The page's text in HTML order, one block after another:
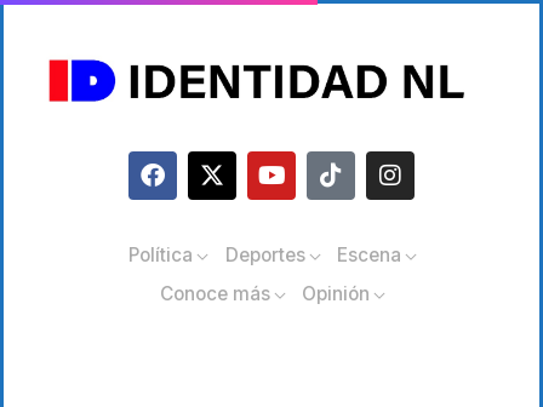
Política Deportes
Escena
Conoce más
Opinión